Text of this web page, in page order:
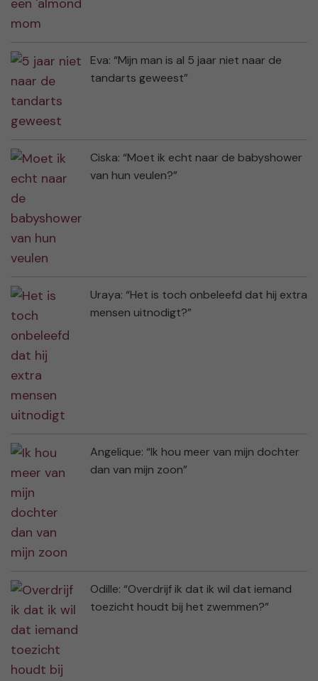
Eva: “Mijn man is al 5 jaar niet naar de
tandarts geweest”
Ciska: “Moet ik echt naar de babyshower
van hun veulen?”
Uraya: “Het is toch onbeleefd dat hij extra
mensen uitnodigt?”
Angelique: “Ik hou meer van mijn dochter
dan van mijn zoon”
Odille: “Overdrijf ik dat ik wil dat iemand
toezicht houdt bij het zwemmen?”